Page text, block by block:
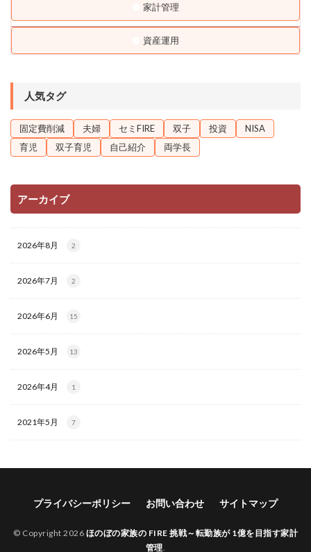
家計管理
資産運用
人気タグ
固定費削減 夫婦 セミFIRE 双子 投資
NISA
育児
双子育児 自己紹介 両学長
アーカイブ
2026年8月 2
2026年7月 2
2026年6月 15
2026年5月 13
2026年4月 1
2021年5月 7
プライバシーポリシー お問い合わせ サイトマップ
© Copyright 2026 ほのぼの家族の FIRE 挑戦～転勤族が 1億を目指す家計
管理